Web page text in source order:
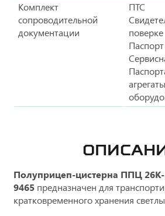
Комплект
сопроводительной
документации
ПТС
поверке
Полуприцеп-цистерна ППЦ
9465 предназначен для
кратковременного хранения